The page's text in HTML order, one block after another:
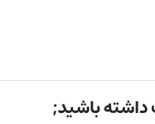
باشید;